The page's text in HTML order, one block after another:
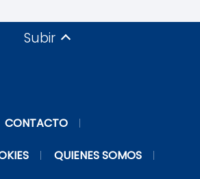
Subir
CONTACTO
QUIENES SOMOS